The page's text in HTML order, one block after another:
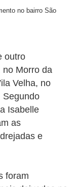
no bairro São
outro
no Morro da
Velha, no
Segundo
Isabelle
as
e
foram